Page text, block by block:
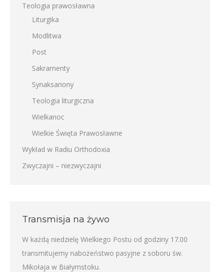
Teologia prawosławna
Liturgika
Modlitwa
Post
Sakramenty
Synaksariony
Teologia liturgiczna
Wielkanoc
Wielkie Święta Prawosławne
Wykład w Radiu Orthodoxia
Zwyczajni – niezwyczajni
Transmisja na żywo
W każdą niedzielę Wielkiego Postu od godziny 17.00
transmitujemy nabożeństwo pasyjne z soboru św.
Mikołaja w Białymstoku.